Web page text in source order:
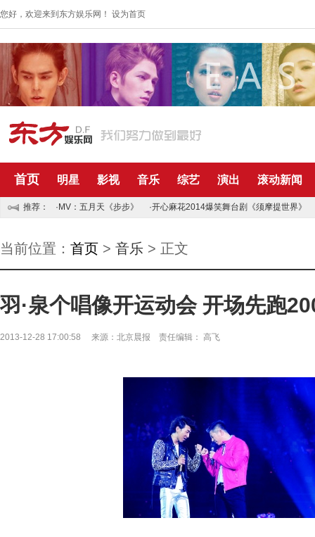
您好，欢迎来到东方娱乐网！ 设为首页
首页 明星 影视 音乐 综艺 演出 滚动新闻
推荐： ·MV：五月天《步步》 ·开心麻花2014爆笑舞台剧《须摩提世界》
当前位置： 首页 > 音乐 > 正文
羽·泉个唱像开运动会 开场先跑
2013-12-28 17:00:58 来源：北京晨报 责任编辑： 高飞